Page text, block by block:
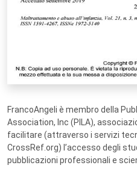
FrancoAngeli è membro della
Association, Inc (PILA),
facilitare (attraverso i servizi
CrossRef.org) l’accesso degli
pubblicazioni professionali e